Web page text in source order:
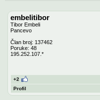
embelitibor
Tibor Embeli
Pancevo
Član broj: 137462
Poruke: 48
195.252.107.*
+2
Profil